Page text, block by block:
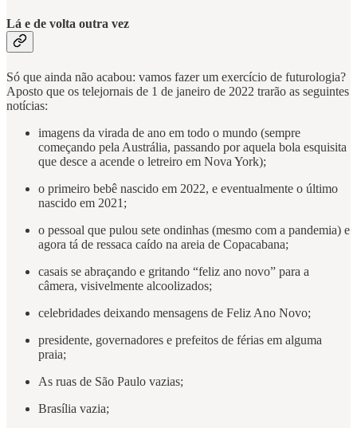
Lá e de volta outra vez
Só que ainda não acabou: vamos fazer um exercício de futurologia?
Aposto que os telejornais de 1 de janeiro de 2022 trarão as seguintes
notícias:
imagens da virada de ano em todo o mundo (sempre
começando pela Austrália, passando por aquela bola esquisita
que desce a acende o letreiro em Nova York);
o primeiro bebê nascido em 2022, e eventualmente o último
nascido em 2021;
o pessoal que pulou sete ondinhas (mesmo com a pandemia) e
agora tá de ressaca caído na areia de Copacabana;
casais se abraçando e gritando “feliz ano novo” para a
câmera, visivelmente alcoolizados;
celebridades deixando mensagens de Feliz Ano Novo;
presidente, governadores e prefeitos de férias em alguma
praia;
As ruas de São Paulo vazias;
Brasília vazia;